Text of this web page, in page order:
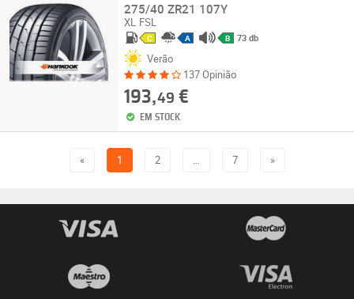
275/40 ZR21 107Y
XL FSL
C A B 73 db
Verão
137 Opinião
193,49 €
EM STOCK
« 1 2 … 7 »